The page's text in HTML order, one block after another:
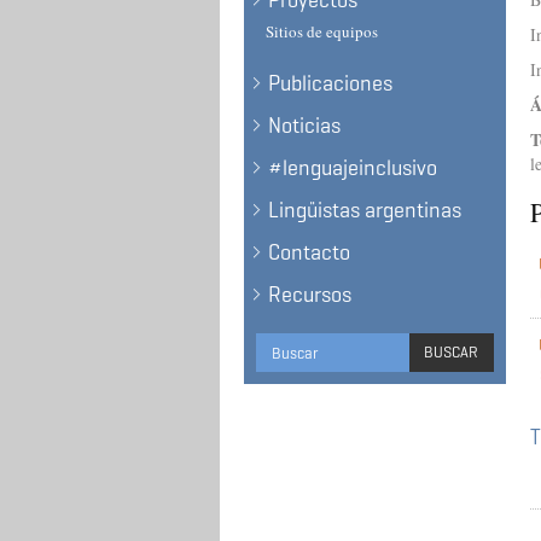
Sitios de equipos
Publicaciones
Noticias
#lenguajeinclusivo
Lingüistas argentinas
Contacto
Recursos
Formulario
de
BUSCAR
BUSCAR